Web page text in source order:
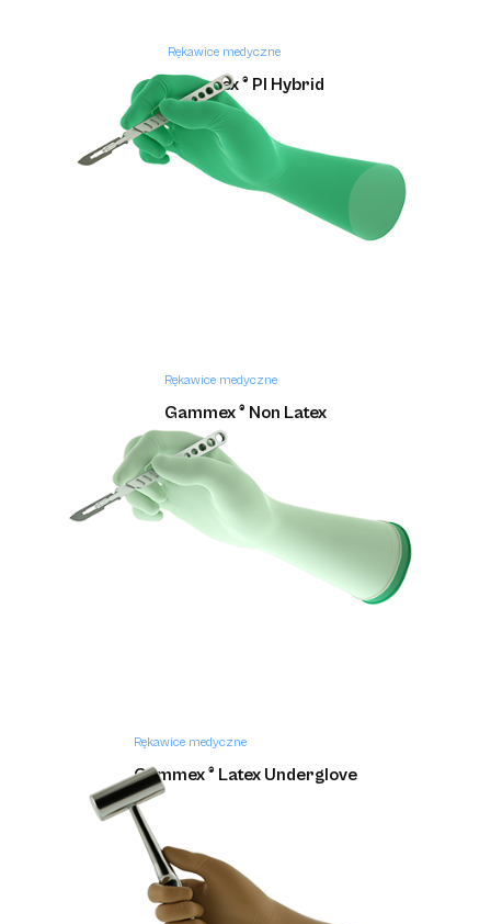
Rękawice medyczne
Gammex ® PI Hybrid
Rękawice medyczne
Gammex ® Non Latex
Rękawice medyczne
Gammex ® Latex Underglove